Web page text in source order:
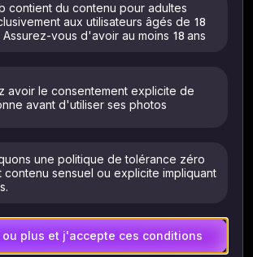
contient du contenu pour adultes
aux utilisateurs âgés de 18
Assurez-vous d'avoir au moins 18 ans
avoir le consentement explicite de
avant d'utiliser ses photos
une politique de tolérance zéro
contenu sensuel ou explicite impliquant
ou plus et j'accepte ces conditions
furry IA Image en vidéo
ayant donné votre consentement explicite.
ans et plus. Supprimé dans les 24 heures.